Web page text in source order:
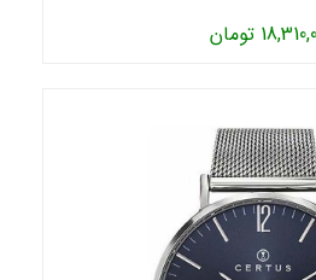
تومان